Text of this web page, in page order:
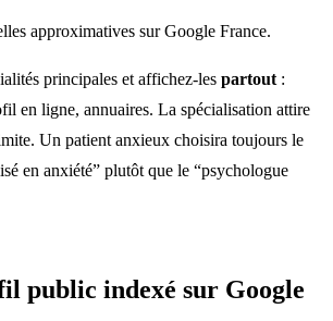
approximatives sur Google France.
principales et affichez-les partout :
en ligne, annuaires. La spécialisation attire
Un patient anxieux choisira toujours le
en anxiété” plutôt que le “psychologue
public indexé sur Google